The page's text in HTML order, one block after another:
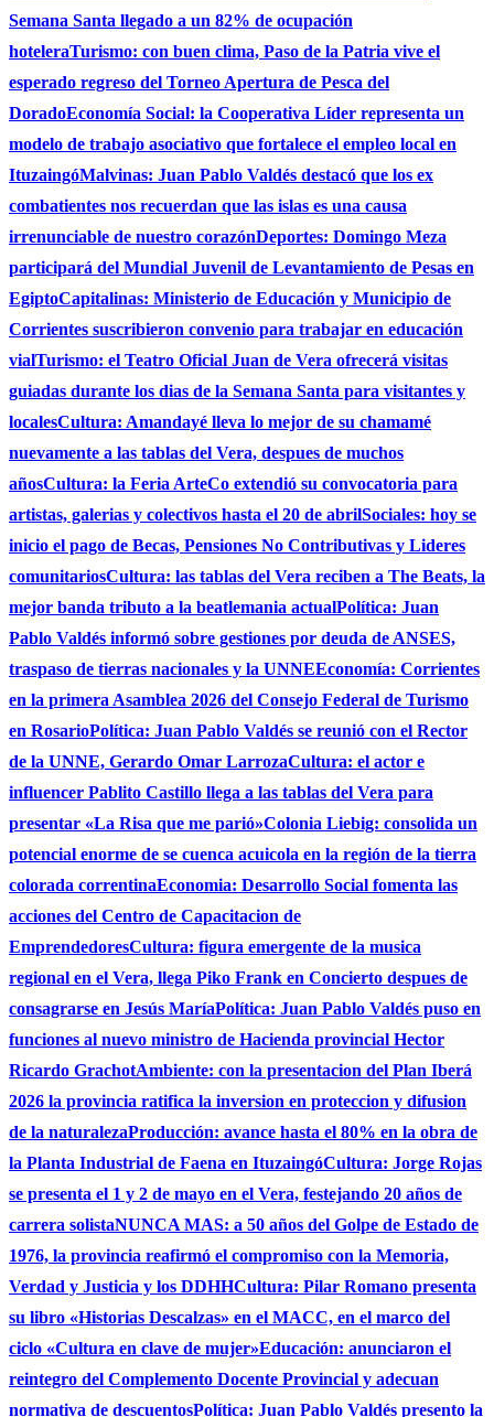
Semana Santa llegado a un 82% de ocupación
hoteleraTurismo: con buen clima, Paso de la Patria vive el
esperado regreso del Torneo Apertura de Pesca del
DoradoEconomía Social: la Cooperativa Líder representa un
modelo de trabajo asociativo que fortalece el empleo local en
ItuzaingóMalvinas: Juan Pablo Valdés destacó que los ex
combatientes nos recuerdan que las islas es una causa
irrenunciable de nuestro corazónDeportes: Domingo Meza
participará del Mundial Juvenil de Levantamiento de Pesas en
EgiptoCapitalinas: Ministerio de Educación y Municipio de
Corrientes suscribieron convenio para trabajar en educación
vialTurismo: el Teatro Oficial Juan de Vera ofrecerá visitas
guiadas durante los dias de la Semana Santa para visitantes y
localesCultura: Amandayé lleva lo mejor de su chamamé
nuevamente a las tablas del Vera, despues de muchos
añosCultura: la Feria ArteCo extendió su convocatoria para
artistas, galerias y colectivos hasta el 20 de abrilSociales: hoy se
inicio el pago de Becas, Pensiones No Contributivas y Lideres
comunitariosCultura: las tablas del Vera reciben a The Beats, la
mejor banda tributo a la beatlemania actualPolítica: Juan
Pablo Valdés informó sobre gestiones por deuda de ANSES,
traspaso de tierras nacionales y la UNNEEconomía: Corrientes
en la primera Asamblea 2026 del Consejo Federal de Turismo
en RosarioPolítica: Juan Pablo Valdés se reunió con el Rector
de la UNNE, Gerardo Omar LarrozaCultura: el actor e
influencer Pablito Castillo llega a las tablas del Vera para
presentar «La Risa que me parió»Colonia Liebig: consolida un
potencial enorme de se cuenca acuicola en la región de la tierra
colorada correntinaEconomia: Desarrollo Social fomenta las
acciones del Centro de Capacitacion de
EmprendedoresCultura: figura emergente de la musica
regional en el Vera, llega Piko Frank en Concierto despues de
consagrarse en Jesús MaríaPolítica: Juan Pablo Valdés puso en
funciones al nuevo ministro de Hacienda provincial Hector
Ricardo GrachotAmbiente: con la presentacion del Plan Iberá
2026 la provincia ratifica la inversion en proteccion y difusion
de la naturalezaProducción: avance hasta el 80% en la obra de
la Planta Industrial de Faena en ItuzaingóCultura: Jorge Rojas
se presenta el 1 y 2 de mayo en el Vera, festejando 20 años de
carrera solistaNUNCA MAS: a 50 años del Golpe de Estado de
1976, la provincia reafirmó el compromiso con la Memoria,
Verdad y Justicia y los DDHHCultura: Pilar Romano presenta
su libro «Historias Descalzas» en el MACC, en el marco del
ciclo «Cultura en clave de mujer»Educación: anunciaron el
reintegro del Complemento Docente Provincial y adecuan
normativa de descuentosPolítica: Juan Pablo Valdés presento la